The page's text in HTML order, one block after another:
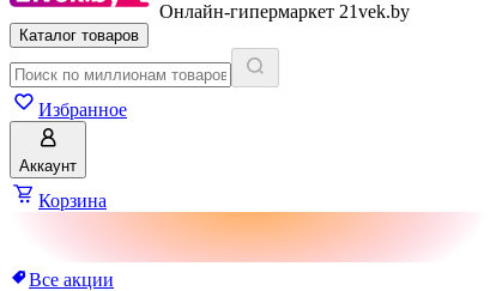
Онлайн-гипермаркет 21vek.by
Каталог товаров
Избранное
Аккаунт
Корзина
Все акции